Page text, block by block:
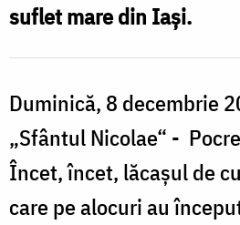
suflet mare din Iaşi.
Duminică, 8 decembrie
„Sfântul Nicolae“ -
Încet, încet, lăcaşul de
care pe alocuri au